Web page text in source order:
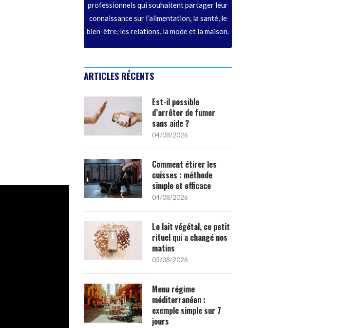
professionnels qui souhaitent partager leur
connaissance sur l’alimentation, la santé, le
bien-être, les relations, la mode et la maison.
ARTICLES RÉCENTS
Est-il possible
d’arrêter de fumer
sans aide ?
04/08/2026
Comment étirer les
cuisses : méthode
simple et efficace
04/08/2026
Le lait végétal, ce petit
rituel qui a changé nos
matins
03/08/2026
Menu régime
méditerranéen :
exemple simple sur 7
jours